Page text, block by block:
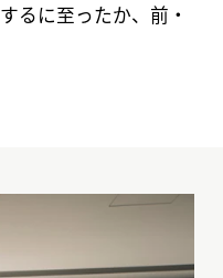
るに至ったか、前・